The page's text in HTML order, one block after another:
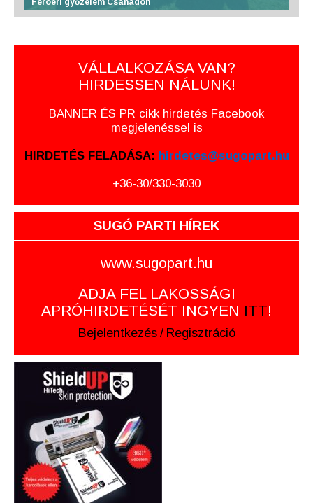
Feröeri győzelem Csanádon
VÁLLALKOZÁSA VAN?
HIRDESSEN NÁLUNK!
BANNER ÉS PR cikk hirdetés Facebook
megjelenéssel is
HIRDETÉS FELADÁSA: hirdetes@sugopart.hu
+36-30/330-3030
SUGÓ PARTI HÍREK
www.sugopart.hu
ADJA FEL LAKOSSÁGI
APRÓHIRDETÉSÉT INGYEN ITT!
Bejelentkezés / Regisztráció